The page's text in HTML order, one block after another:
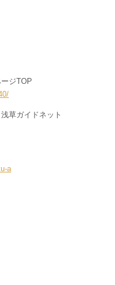
ジTOP
草ガイドネット
a